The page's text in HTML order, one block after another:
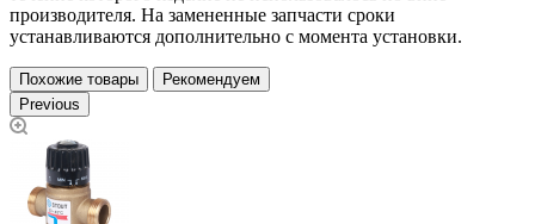
производителя. На замененные запчасти сроки
устанавливаются дополнительно с момента установки.
Похожие товары
Рекомендуем
Previous